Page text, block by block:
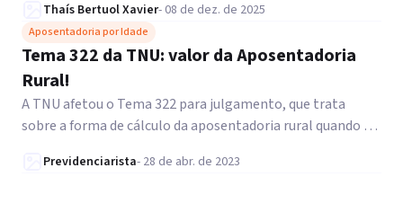
Thaís Bertuol Xavier- 08 de dez. de 2025
Aposentadoria por Idade
Tema 322 da TNU: valor da Aposentadoria
Rural!
A TNU afetou o Tema 322 para julgamento, que trata
sobre a forma de cálculo da aposentadoria rural quando o
Previdenciarista- 28 de abr. de 2023